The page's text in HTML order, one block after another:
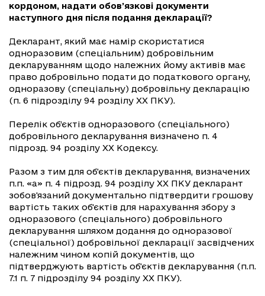
кордоном, надати обов’язкові документи
наступного дня після подання декларації?
Декларант, який має намір скористатися
одноразовим (спеціальним) добровільним
декларуванням щодо належних йому активів має
право добровільно подати до податкового органу,
одноразову (спеціальну) добровільну декларацію
(п. 6 підрозділу 94 розділу ХХ ПКУ).
Перелік об’єктів одноразового (спеціального)
добровільного декларування визначено п. 4
підрозд. 94 розділу ХХ Кодексу.
Разом з тим для об'єктів декларування, визначених
п.п. «а» п. 4 підрозд. 94 розділу ХХ ПКУ декларант
зобов'язаний документально підтвердити грошову
вартість таких об'єктів для нарахування збору з
одноразового (спеціального) добровільного
декларування шляхом додання до одноразової
(спеціальної) добровільної декларації засвідчених
належним чином копій документів, що
підтверджують вартість об'єктів декларування (п.п.
7.1 п. 7 підрозділу 94 розділу ХХ ПКУ).